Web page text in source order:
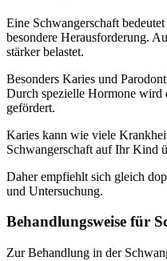
Eine Schwangerschaft
besondere Herausforderung.
stärker belastet.
Besonders Karies und
Durch spezielle Hormone wird
gefördert.
Karies kann wie viele
Schwangerschaft auf Ihr Kind
Daher empfiehlt sich gleich
und Untersuchung.
Behandlungsweise für
Zur Behandlung in der